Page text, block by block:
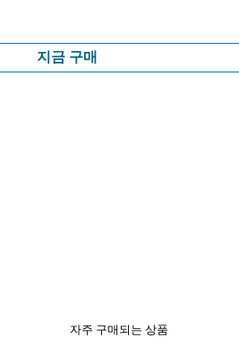
지금 구매
자주 구매되는 상품